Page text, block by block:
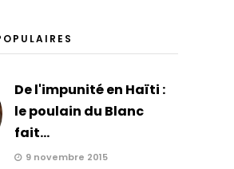
De l'impunité en Haïti :
le poulain du Blanc
fait...
9 novembre 2015